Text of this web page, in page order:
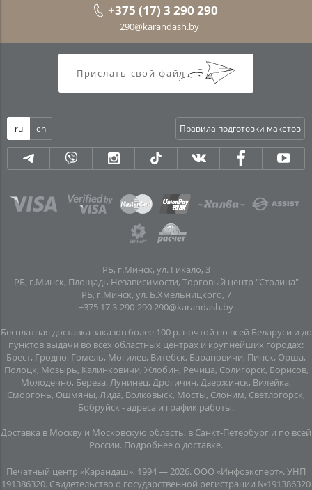
+375 (17) 3 290 290
290@karandash.by
Прислать свой файл
ru en Правила подготовки макетов
РБ, г.Минск, ул. Гикало, 3
РБ, г.Минск, Площадь Независимости, Торговый центр "Столица"
РБ, г.Минск, ул. Б.Хмельницкого, 7
+375 17 3-290-290 290@karandash.by
Бесплатная доставка заказов более 100 р. почтой по всей Беларуси и до
пунктов выдачи во всех областных центрах и крупнейших городах:
Брест, Гродно, Гомель, Могилев, Витебск, Барановичи, Пинск, Орша,
Полоцк, Мозырь, Калинковичи, Жлобин, Речица, Солигорск, Борисов,
Молодечно, Береза, Лунинец, Дрогичин, Дзержинск, Вилейка,
Сморгонь, Ошмяны, Лида, Волковыск, Мосты, Слоним, Светлогорск,
Бобруйск - адреса и график работы.
Доставка в Москву и Московскую область, в Санкт-Петербург и по всей
Росcии. Подробнее о доставке.
Печатный центр «Карандаш», 1994 — 2026. ООО «Инфоэксперт». УНП
191386320. Свидетельство о государственной регистрации №191386320